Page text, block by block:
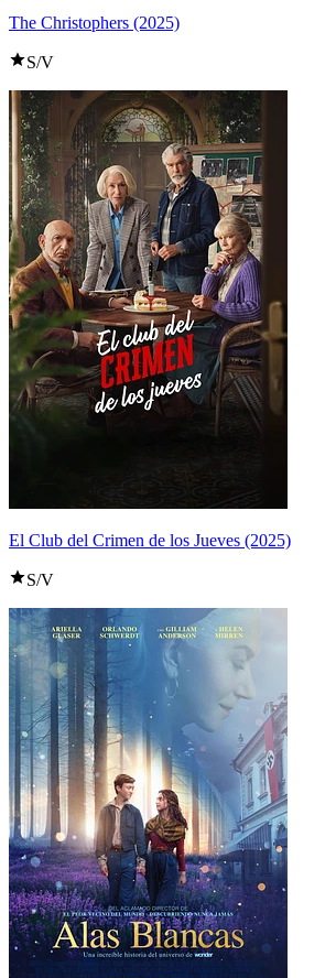
The Christophers (2025)
S/V
El Club del Crimen de los Jueves (2025)
S/V